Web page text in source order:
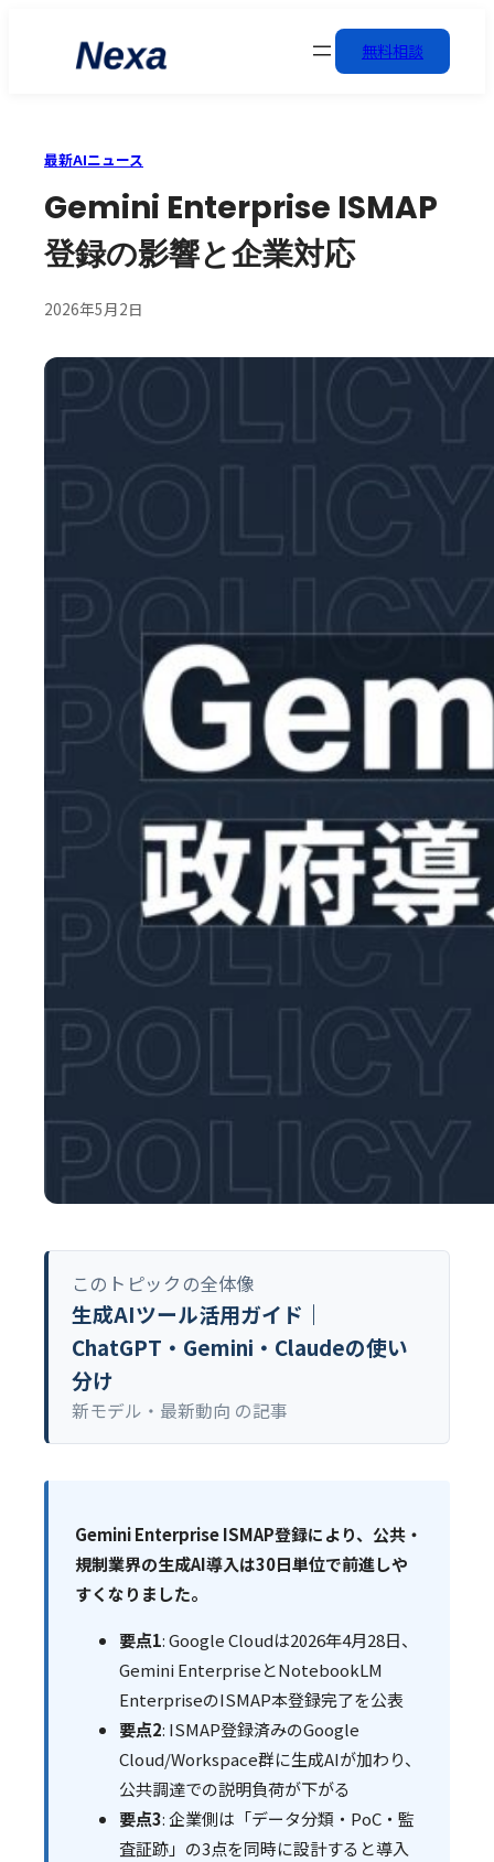
無料相談
最新AIニュース
Gemini Enterprise ISMAP
登録の影響と企業対応
2026年5月2日
このトピックの全体像
生成AIツール活用ガイド｜
ChatGPT・Gemini・Claudeの使い
分け
新モデル・最新動向 の記事
Gemini Enterprise ISMAP登録により、公共・
規制業界の生成AI導入は30日単位で前進しや
すくなりました。
要点1: Google Cloudは2026年4月28日、
Gemini EnterpriseとNotebookLM
EnterpriseのISMAP本登録完了を公表
要点2: ISMAP登録済みのGoogle
Cloud/Workspace群に生成AIが加わり、
公共調達での説明負荷が下がる
要点3: 企業側は「データ分類・PoC・監
査証跡」の3点を同時に設計すると導入